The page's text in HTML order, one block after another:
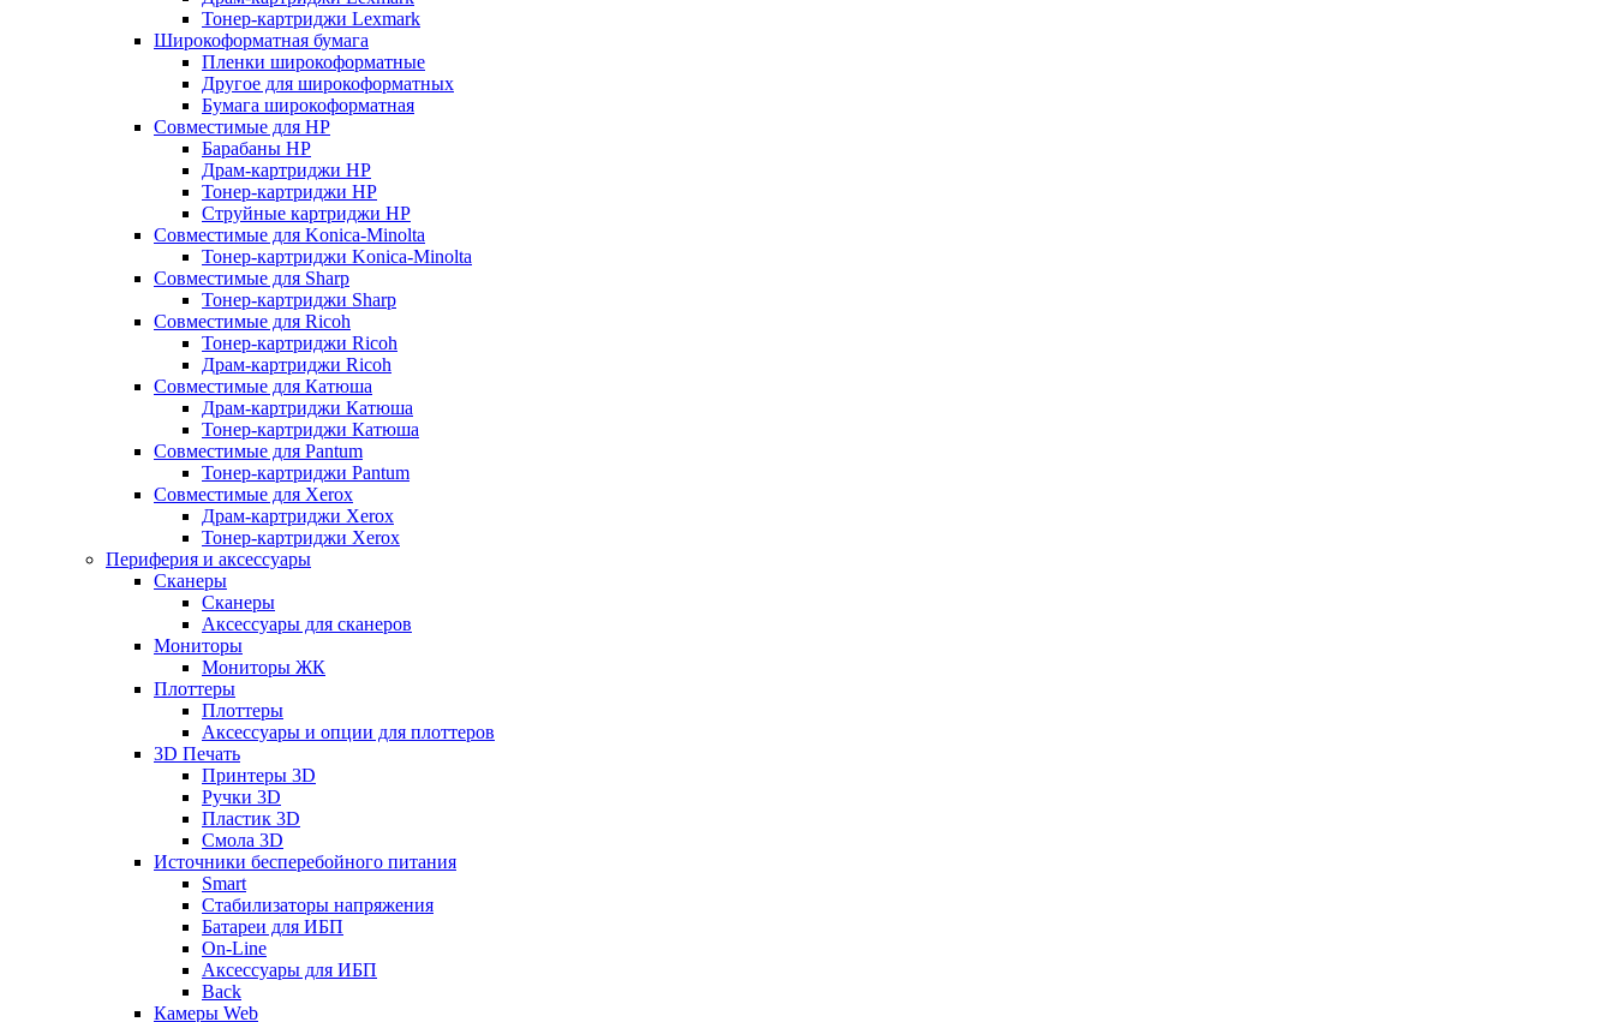
Тонер-картриджи Lexmark
Широкоформатная бумага
Пленки широкоформатные
Другое для широкоформатных
Бумага широкоформатная
Совместимые для HP
Барабаны HP
Драм-картриджи HP
Тонер-картриджи HP
Струйные картриджи HP
Совместимые для Konica-Minolta
Тонер-картриджи Konica-Minolta
Совместимые для Sharp
Тонер-картриджи Sharp
Совместимые для Ricoh
Тонер-картриджи Ricoh
Драм-картриджи Ricoh
Совместимые для Катюша
Драм-картриджи Катюша
Тонер-картриджи Катюша
Совместимые для Pantum
Тонер-картриджи Pantum
Совместимые для Xerox
Драм-картриджи Xerox
Тонер-картриджи Xerox
Периферия и аксессуары
Сканеры
Сканеры
Аксессуары для сканеров
Мониторы
Мониторы ЖК
Плоттеры
Плоттеры
Аксессуары и опции для плоттеров
3D Печать
Принтеры 3D
Ручки 3D
Пластик 3D
Смола 3D
Источники бесперебойного питания
Smart
Стабилизаторы напряжения
Батареи для ИБП
On-Line
Аксессуары для ИБП
Back
Камеры Web